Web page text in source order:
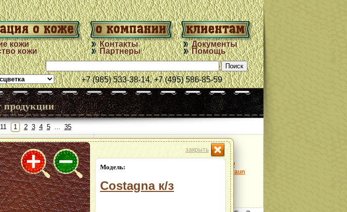
кожи
кожи
Контакты
Партнеры
Документы
Помощь
+7 (985) 533-38-14, +7 (495) 586-85-59
продукции
1 2 3 4 5... 35
Модель:
Fiat col.3360
perforated
далее
Модель:
Nappa BMW
col.Criollobraun
Модель:
Costagna к/з
закрыть